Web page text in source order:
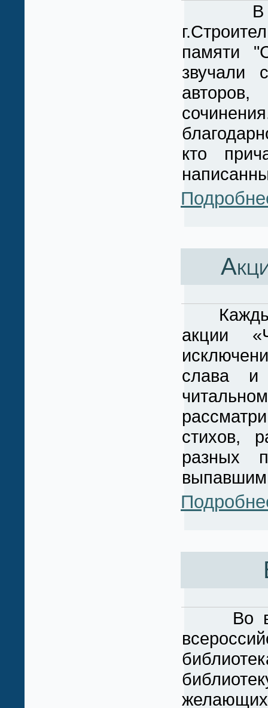
В
памяти
звучали
кто
Каждый
акции
слава и
стихов,
разных
Во